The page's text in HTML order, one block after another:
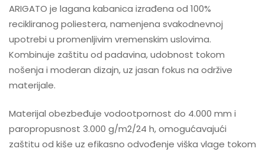
ARIGATO je lagana kabanica izrađena od 100%
recikliranog poliestera, namenjena svakodnevnoj
upotrebi u promenljivim vremenskim uslovima.
Kombinuje zaštitu od padavina, udobnost tokom
nošenja i moderan dizajn, uz jasan fokus na održive
materijale.
Materijal obezbeđuje vodootpornost do 4.000 mm i
paropropusnost 3.000 g/m2/24 h, omogućavajući
zaštitu od kiše uz efikasno odvođenje viška vlage tokom